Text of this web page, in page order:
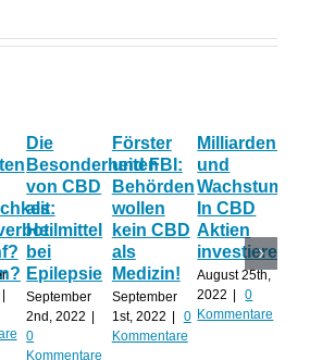
Die
Besonderheiten
von CBD
als
Heilmittel
bei
Epilepsie
September
2nd, 2022
0
Kommentare
Förster
und FBI:
Behörden
wollen
kein CBD
als
Medizin!
September
1st, 2022
0
Kommentare
und
Wachstum:
In CBD
Aktien
investieren?
August 25th,
2022
0
Kommentare